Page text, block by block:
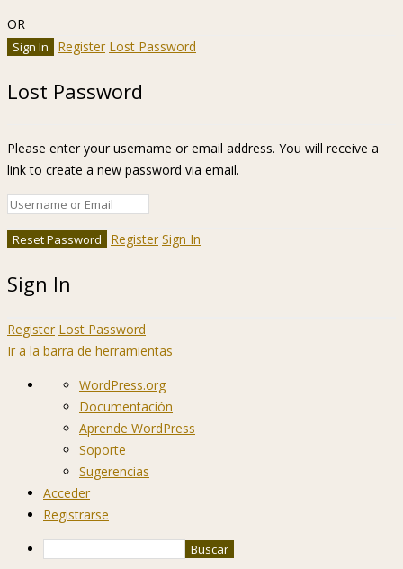
OR
Register Lost Password
Lost Password
Please enter your username or email address. You will receive a
link to create a new password via email.
Register Sign In
Sign In
Register Lost Password
Ir a la barra de herramientas
Acerca
WordPress
WordPress.org
Documentación
Aprende WordPress
Soporte
Sugerencias
Acceder
Registrarse
Buscar